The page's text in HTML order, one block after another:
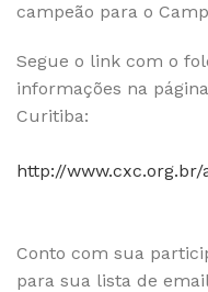
campeão para o
Segue o link com o
informações na
Curitiba:
http://
Conto com sua
para sua lista de